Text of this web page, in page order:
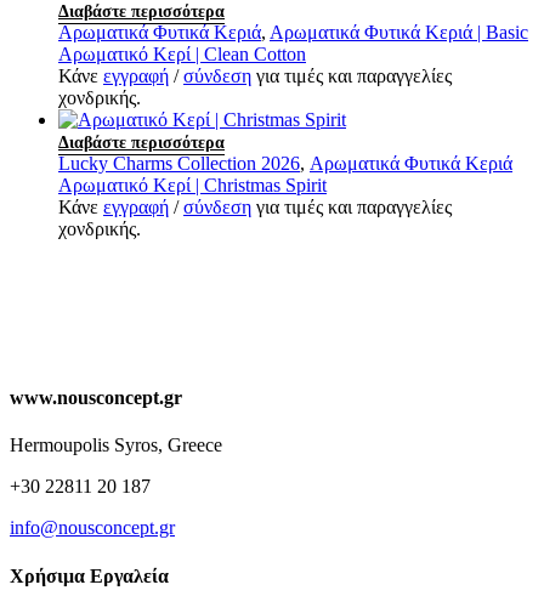
Διαβάστε περισσότερα
Αρωματικά Φυτικά Κεριά, Αρωματικά Φυτικά Κεριά | Basic
Αρωματικό Κερί | Clean Cotton
Κάνε εγγραφή /σύνδεση για τιμές και παραγγελίες
χονδρικής.
Διαβάστε περισσότερα
Lucky Charms Collection 2026, Αρωματικά Φυτικά Κεριά
Αρωματικό Κερί | Christmas Spirit
Κάνε εγγραφή /σύνδεση για τιμές και παραγγελίες
χονδρικής.
www.nousconcept.gr
Hermoupolis Syros, Greece
+30 22811 20 187
info@nousconcept.gr
Χρήσιμα Εργαλεία